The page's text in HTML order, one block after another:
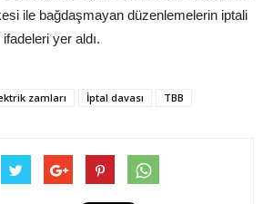
ile bağdaşmayan düzenlemelerin iptali
yer aldı.
zamları İptal davası TBB